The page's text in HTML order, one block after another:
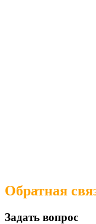
Обратная
Задать вопрос